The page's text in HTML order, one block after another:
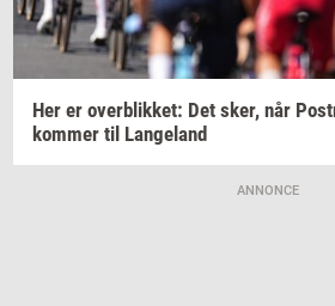
Her er over­blik­ket: Det sker, når
kom­mer til Lan­geland
ANNONCE